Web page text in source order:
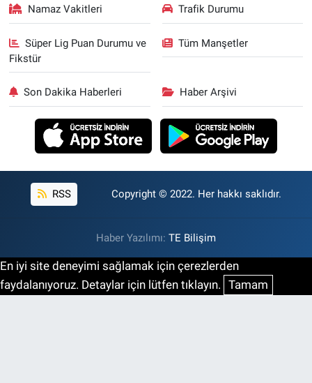
Namaz Vakitleri Trafik Durumu
Süper Lig Puan Durumu ve
Fikstür
Tüm Manşetler
Son Dakika Haberleri Haber Arşivi
RSS Copyright © 2022. Her hakkı saklıdır.
Haber Yazılımı: TE Bilişim
En iyi site deneyimi sağlamak için çerezlerden
faydalanıyoruz. Detaylar için lütfen tıklayın. Tamam